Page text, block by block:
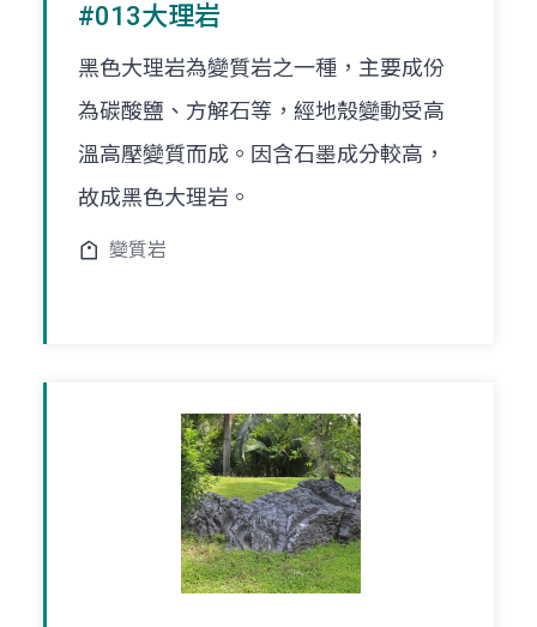
#013大理岩
黑色大理岩為變質岩之一種，主要成份
為碳酸鹽、方解石等，經地殼變動受高
溫高壓變質而成。因含石墨成分較高，
故成黑色大理岩。
變質岩